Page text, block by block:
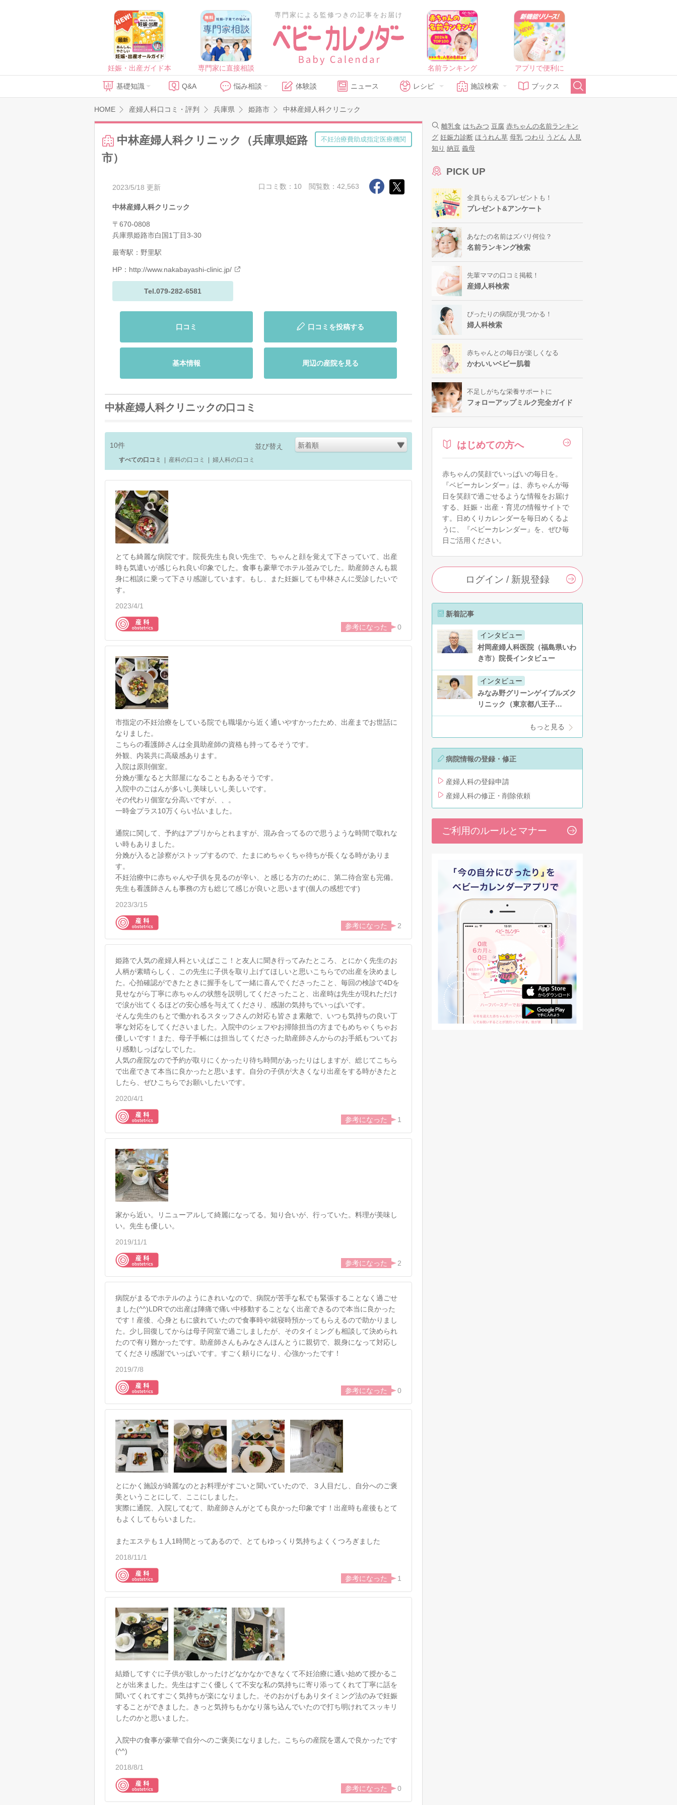
妊娠・出産ガイド本 専門家に直接相談
専門家による監修つきの記事をお届け
名前ランキング アプリで便利に
基礎知識 Q&A 悩み相談 体験談 ニュース レシピ 施設検索 ブックス
HOME 産婦人科口コミ・評判 兵庫県 姫路市 中林産婦人科クリニック
中林産婦人科クリニック（兵庫県姫路
市）
不妊治療費助成指定医療機関
2023/5/18 更新 口コミ数：10 閲覧数：42,563
中林産婦人科クリニック
〒670-0808
兵庫県姫路市白国1丁目3-30
最寄駅：野里駅
HP： http://www.nakabayashi-clinic.jp/
Tel.079-282-6581
口コミ 口コミを投稿する
基本情報 周辺の産院を見る
中林産婦人科クリニックの口コミ
10件 並び替え 新着順
すべての口コミ 産科の口コミ 婦人科の口コミ
とても綺麗な病院です。院長先生も良い先生で、ちゃんと顔を覚えて下さっていて、出産
時も気遣いが感じられ良い印象でした。食事も豪華でホテル並みでした。助産師さんも親
身に相談に乗って下さり感謝しています。もし、また妊娠しても中林さんに受診したいで
す。
2023/4/1
0
市指定の不妊治療をしている院でも職場から近く通いやすかったため、出産までお世話に
なりました。
こちらの看護師さんは全員助産師の資格も持ってるそうです。
外観、内装共に高級感あります。
入院は原則個室。
分娩が重なると大部屋になることもあるそうです。
入院中のごはんが多いし美味しいし美しいです。
その代わり個室な分高いですが、、。
一時金プラス10万くらい払いました。
通院に関して、予約はアプリからとれますが、混み合ってるので思うような時間で取れな
い時もありました。
分娩が入ると診察がストップするので、たまにめちゃくちゃ待ちが長くなる時がありま
す。
不妊治療中に赤ちゃんや子供を見るのが辛い、と感じる方のために、第二待合室も完備。
先生も看護師さんも事務の方も総じて感じが良いと思います(個人の感想です)
2023/3/15
2
姫路で人気の産婦人科といえばここ！と友人に聞き行ってみたところ、とにかく先生のお
人柄が素晴らしく、この先生に子供を取り上げてほしいと思いこちらでの出産を決めまし
た。心拍確認ができたときに握手をして一緒に喜んでくださったこと、毎回の検診で4Dを
見せながら丁寧に赤ちゃんの状態を説明してくださったこと、出産時は先生が現れただけ
で涙が出てくるほどの安心感を与えてくださり、感謝の気持ちでいっぱいです。
そんな先生のもとで働かれるスタッフさんの対応も皆さま素敵で、いつも気持ちの良い丁
寧な対応をしてくださいました。入院中のシェフやお掃除担当の方までもめちゃくちゃお
優しいです！また、母子手帳には担当してくださった助産師さんからのお手紙もついてお
り感動しっぱなしでした。
人気の産院なので予約が取りにくかったり待ち時間があったりはしますが、総じてこちら
で出産できて本当に良かったと思います。自分の子供が大きくなり出産をする時がきたと
したら、ぜひこちらでお願いしたいです。
2020/4/1
1
家から近い。リニューアルして綺麗になってる。知り合いが、行っていた。料理が美味し
い。先生も優しい。
2019/11/1
2
病院がまるでホテルのようにきれいなので、病院が苦手な私でも緊張することなく過ごせ
ました(^^)LDRでの出産は陣痛で痛い中移動することなく出産できるので本当に良かった
です！産後、心身ともに疲れていたので食事時や就寝時預かってもらえるので助かりまし
た。少し回復してからは母子同室で過ごしましたが、そのタイミングも相談して決められ
たので有り難かったです。助産師さんもみなさんほんとうに親切で、親身になって対応し
てくださり感謝でいっぱいです。すごく頼りになり、心強かったです！
2019/7/8
0
とにかく施設が綺麗なのとお料理がすごいと聞いていたので、３人目だし、自分へのご褒
美ということにして、ここにしました。
実際に通院、入院してむて、助産師さんがとても良かった印象です！出産時も産後もとて
もよくしてもらいました。
またエステも１人1時間とってあるので、とてもゆっくり気持ちよくくつろぎました
2018/11/1
1
結婚してすぐに子供が欲しかったけどなかなかできなくて不妊治療に通い始めて授かるこ
とが出来ました。先生はすごく優しくて不安な私の気持ちに寄り添ってくれて丁寧に話を
聞いてくれてすごく気持ちが楽になりました。そのおかげもありタイミング法のみで妊娠
することができました。きっと気持ちもかなり落ち込んでいたので打ち明けれてスッキリ
したのかと思いました。
入院中の食事が豪華で自分へのご褒美になりました。こちらの産院を選んで良かったです
(^^)
2018/8/1
0
離乳食 はちみつ 豆腐 赤ちゃんの名前ランキン
グ 妊娠力診断 ほうれん草 母乳 つわり うどん 人見
知り 納豆 義母
PICK UP
全員もらえるプレゼントも！
プレゼント&アンケート
あなたの名前はズバリ何位？
名前ランキング検索
先輩ママの口コミ掲載！
産婦人科検索
ぴったりの病院が見つかる！
婦人科検索
赤ちゃんとの毎日が楽しくなる
かわいいベビー肌着
不足しがちな栄養サポートに
フォローアップミルク完全ガイド
はじめての方へ
赤ちゃんの笑顔でいっぱいの毎日を。
『ベビーカレンダー』は、赤ちゃんが毎
日を笑顔で過ごせるような情報をお届け
する、妊娠・出産・育児の情報サイトで
す。日めくりカレンダーを毎日めくるよ
うに、『ベビーカレンダー』を、ぜひ毎
日ご活用ください。
ログイン / 新規登録
新着記事
インタビュー
村岡産婦人科医院（福島県いわ
き市）院長インタビュー
インタビュー
みなみ野グリーンゲイブルズク
リニック（東京都八王子…
もっと見る
病院情報の登録・修正
産婦人科の登録申請
産婦人科の修正・削除依頼
ご利用のルールとマナー